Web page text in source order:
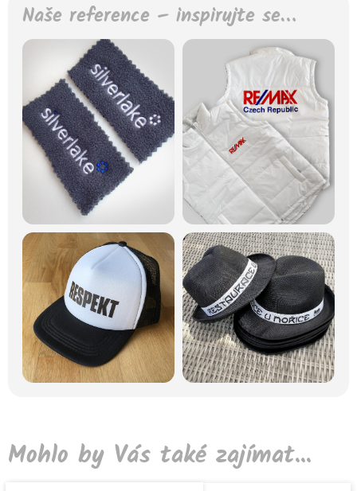
Naše reference – inspirujte se…
Mohlo by Vás také zajímat...